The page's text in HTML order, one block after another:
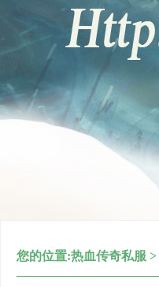
您的位置:热血传奇私服 >